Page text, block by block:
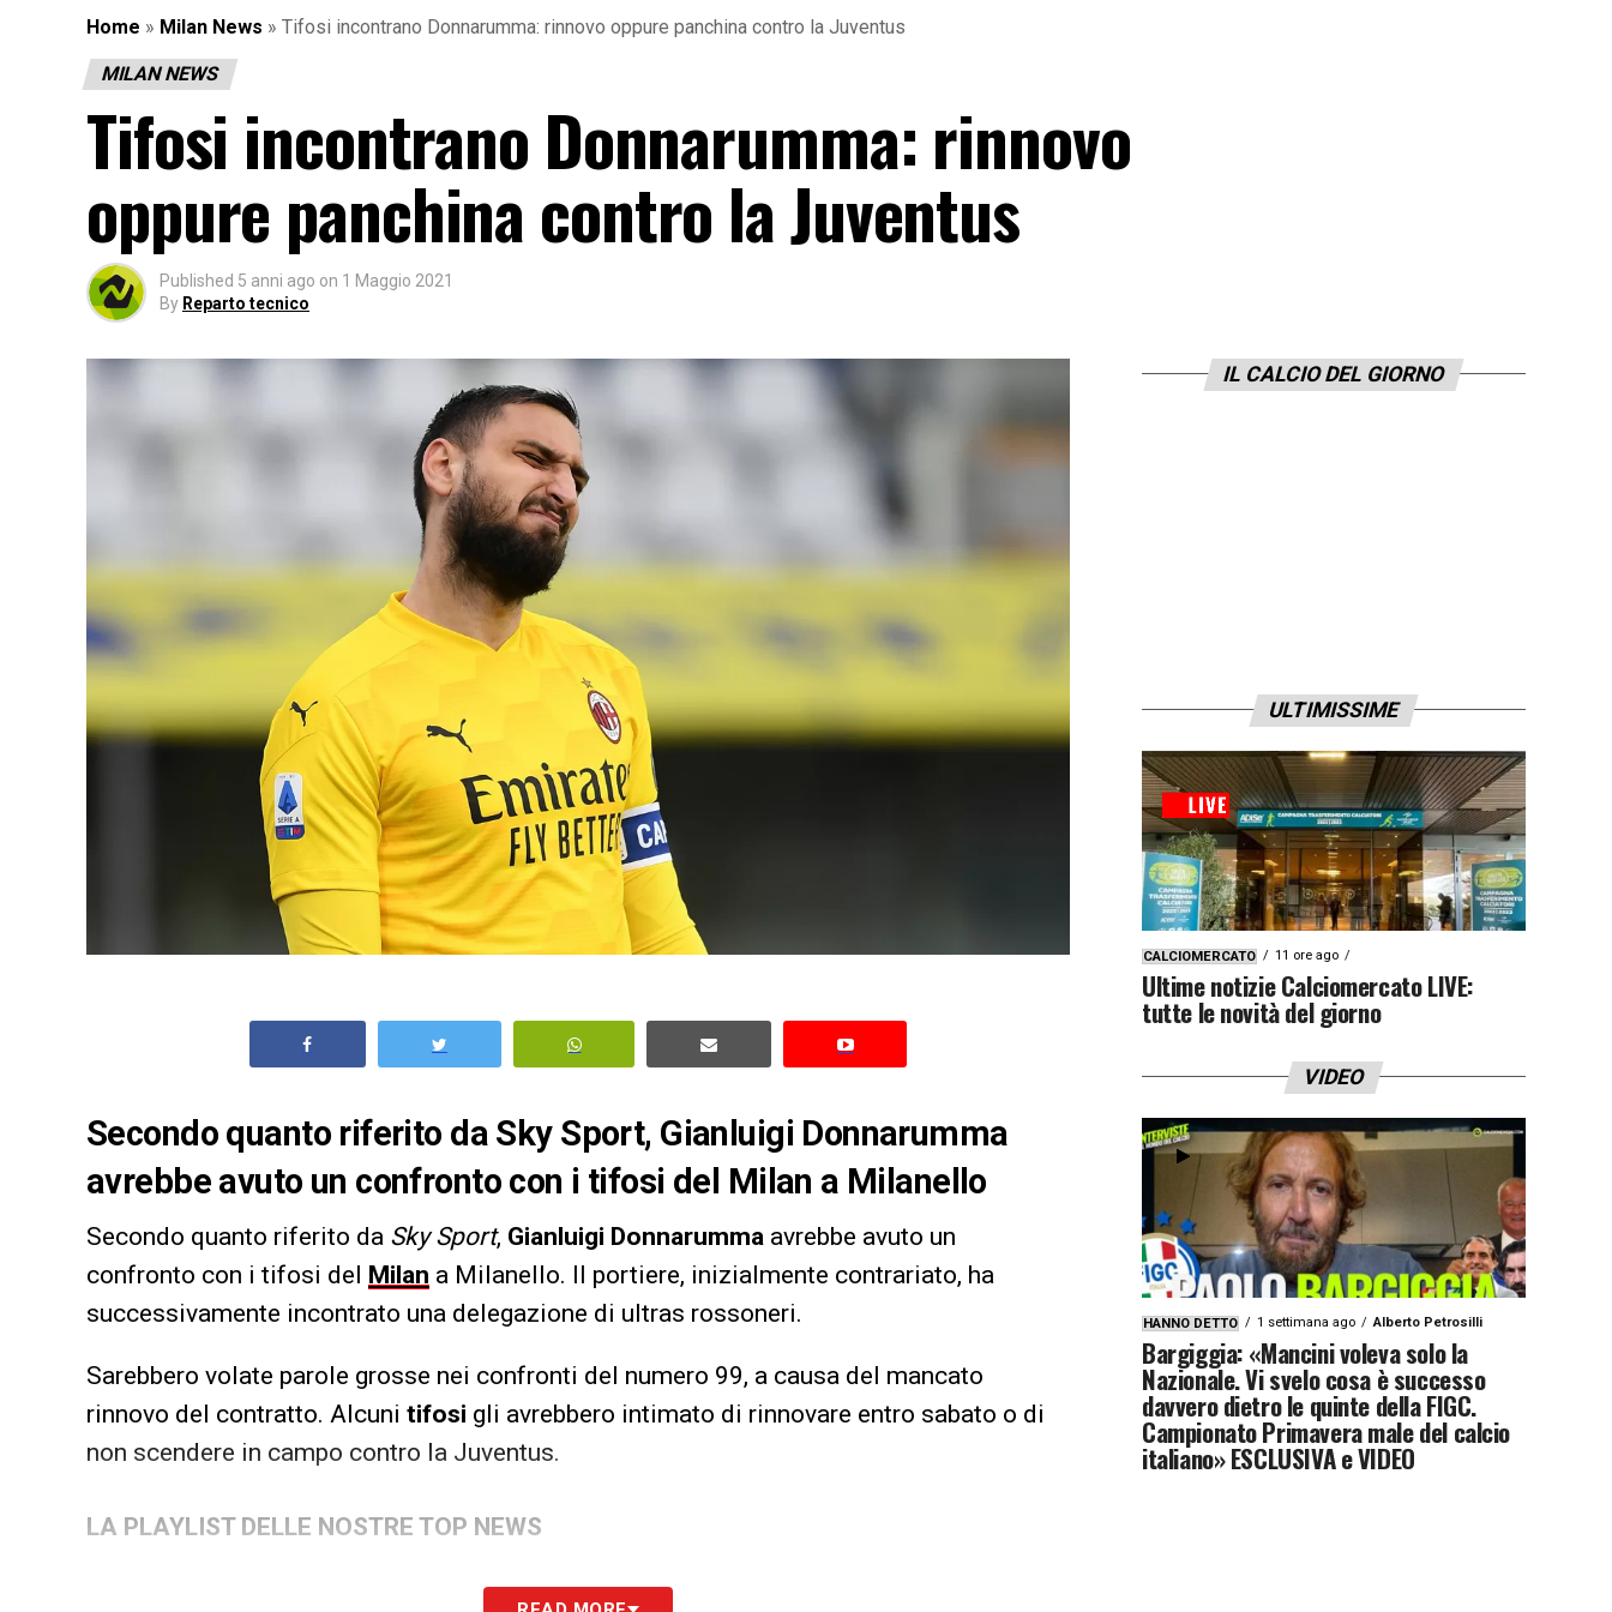
Home » Milan News » Tifosi incontrano Donnarumma: rinnovo oppure panchina contro la Juventus
MILAN NEWS
Tifosi incontrano Donnarumma: rinnovo
oppure panchina contro la Juventus
Published 5 anni ago on 1 Maggio 2021
By Reparto tecnico
Secondo quanto riferito da Sky Sport, Gianluigi Donnarumma
avrebbe avuto un confronto con i tifosi del Milan a Milanello
Secondo quanto riferito da Sky Sport, Gianluigi Donnarumma avrebbe avuto un
confronto con i tifosi del Milan a Milanello. Il portiere, inizialmente contrariato, ha
successivamente incontrato una delegazione di ultras rossoneri.
Sarebbero volate parole grosse nei confronti del numero 99, a causa del mancato
rinnovo del contratto. Alcuni tifosi gli avrebbero intimato di rinnovare entro sabato o di
non scendere in campo contro la Juventus.
LA PLAYLIST DELLE NOSTRE TOP NEWS
IL CALCIO DEL GIORNO
ULTIMISSIME
CALCIOMERCATO 11 ore ago
Ultime notizie Calciomercato LIVE:
tutte le novità del giorno
VIDEO
HANNO DETTO 1 settimana ago Alberto Petrosilli
Bargiggia: «Mancini voleva solo la
Nazionale. Vi svelo cosa è successo
davvero dietro le quinte della FIGC.
Campionato Primavera male del calcio
italiano» ESCLUSIVA e VIDEO